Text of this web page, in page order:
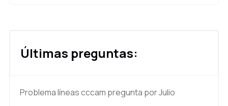
Últimas preguntas:
Problema líneas cccam pregunta por Julio